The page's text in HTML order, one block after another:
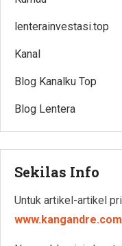
lenterainvestasi.top
Kanal
Blog Kanalku Top
Blog Lentera
Sekilas Info
Untuk artikel-artikel
www.kangandre.com